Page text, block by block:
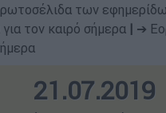
των
τον καιρό σήμερα
➔
21.07.2019